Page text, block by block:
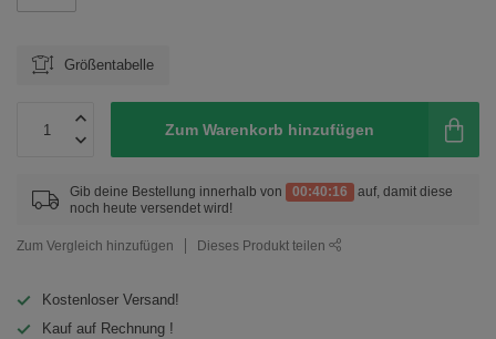
Größentabelle
Zum Warenkorb hinzufügen
Gib deine Bestellung innerhalb von 00:40:16
auf, damit diese
noch heute versendet wird!
Zum Vergleich hinzufügen Dieses Produkt teilen
Kostenloser Versand!
Kauf auf Rechnung !